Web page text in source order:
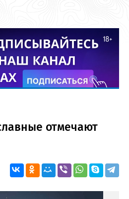
отмечают